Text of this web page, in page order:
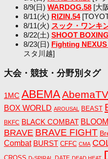
8/9(日) WARDOG.58 [大
8/11(火) RIZIN.54
8/11(火) スック・ワンキ
8/22(土) SHOOT
8/23(日) Fighting
スタ川越]
大会・競技・分野別タグ
1MC ABEMA AbemaTV
BOX WORLD AROUSAL BEAST
BKFC BLACK COMBAT
BRAVE BRAVE FIGHT
Combat BURST CFFC CMA
D-SPIRAL DEAD HEAT